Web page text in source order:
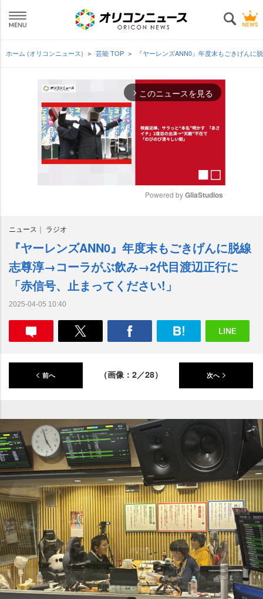
ホーム (オリコンニュース) 芸能 TOP 『ヤーレンズANN0』年度末もごきげん
arrow_forward_ios このニュースを見る
t
e
Powered by GliaStudios
ニュース ラジオ
『ヤーレンズANN0』年度末もごきげんに脱線
志尊淳→コーラがぶ飲み→2代目渡辺正行に
「赤信号、止まってください!」
2025-04-05 10:40
前へ （画像：2／28） 次へ